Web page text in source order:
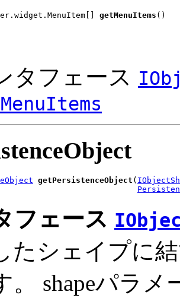
getMenuItems ()
タフェース
getPersistenceObject (
フェース
たシェイプに
。 shapeパラ